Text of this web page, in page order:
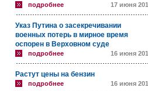
подробнее 17 июня
Указ Путина о засекречивании
военных потерь в мирное время
оспорен в Верховном суде
подробнее 16 июня
Растут цены на бензин
подробнее 16 июня